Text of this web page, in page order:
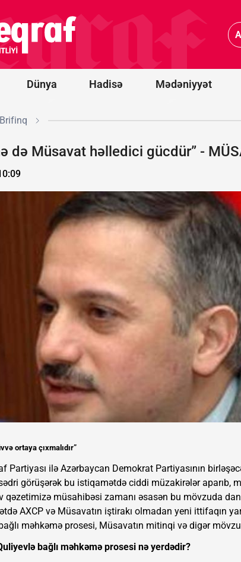
Dünya Hadisə Mədəniyyət
cənubunda
avtobusların
toqquşması
nəticəsində
ölüb
Brifinq
də Müsavat həlledici gücdür” -
ortaya çıxmalıdır”
Partiyası ilə Azərbaycan Demokrat Partiyasının
görüşərək bu istiqamətdə ciddi müzakirələr aparıb,
qəzetimizə müsahibəsi zamanı əsasən bu mövzuda
AXCP və Müsavatın iştirakı olmadan yeni ittifaqın
məhkəmə prosesi, Müsavatın mitinqi və digər
bağlı məhkəmə prosesi nə yerdədir?